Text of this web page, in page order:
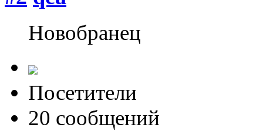
Новобранец
Посетители
20 сообщений